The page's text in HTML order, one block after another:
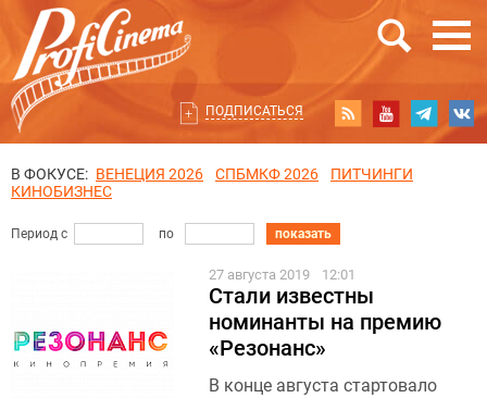
ПОДПИСАТЬСЯ
В ФОКУСЕ: ВЕНЕЦИЯ 2026 СПБМКФ 2026
ПИТЧИНГИ
КИНОБИЗНЕС
Период с по показать
27 августа 2019 12:01
Стали известны
номинанты на премию
«Резонанс»
В конце августа стартовало